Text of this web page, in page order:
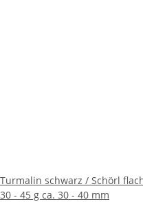
Turmalin schwarz / Schörl
30 - 45 g ca. 30 - 40 mm